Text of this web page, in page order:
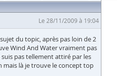
Le 28/11/2009 à 19:04
du topic, après pas loin de 2
Wind And Water vraiment pas
pas tellement attiré par les
mais là je trouve le concept top